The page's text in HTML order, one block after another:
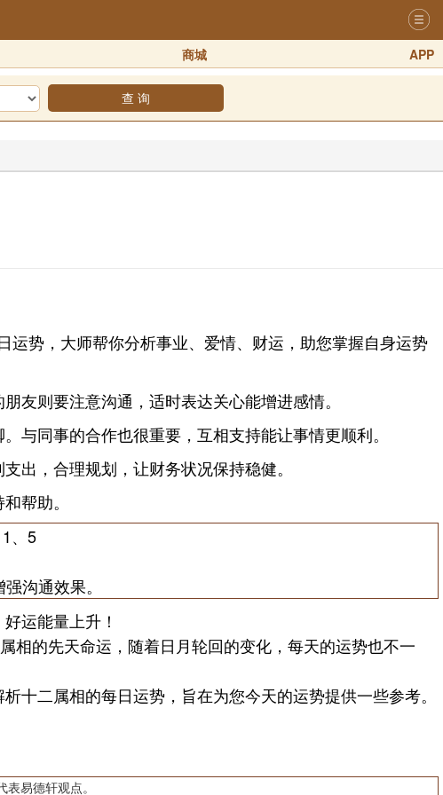
商城 APP
查 询
势，大师帮你分析事业、爱情、财运，助您掌握自身运势
友则要注意沟通，适时表达关心能增进感情。
与同事的合作也很重要，互相支持能让事情更顺利。
出，合理规划，让财务状况保持稳健。
帮助。
、5
沟通效果。
运能量上升！
的先天命运，随着日月轮回的变化，每天的运势也不一
二属相的每日运势，旨在为您今天的运势提供一些参考。
易德轩观点。